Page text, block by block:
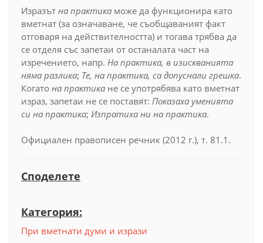
Изразът на практика може да функционира като
вметнат (за означаване, че съобщаваният факт
отговаря на действителността) и тогава трябва да
се отделя със запетаи от останалата част на
изречението, напр. На практика, в изискванията
няма разлика; Те, на практика, са допуснали грешка.
Когато на практика не се употрябява като вметнат
израз, запетаи не се поставят: Показаха уменията
си на практика; Изпратиха ни на практика.
Официален правописен речник (2012 г.), т. 81.1.
Споделете
Категория:
При вметнати думи и изрази